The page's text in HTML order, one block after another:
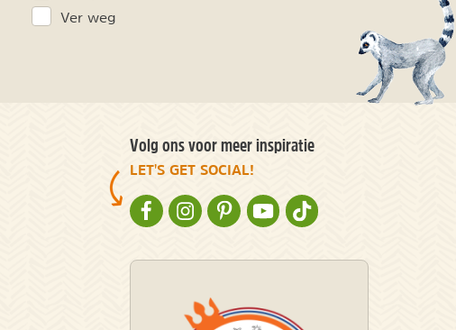
Ver weg
Volg ons voor meer inspiratie
LET'S GET SOCIAL!
NATURESCANNER OP FACEBOOK
NATURESCANNER OP INSTAGRAM
NATURESCANNER OP PINTEREST
NATURESCANNER OP YOUTUBE
NATURESCANNER OP